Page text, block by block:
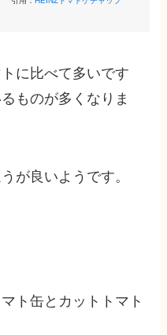
に比べて多いです
ものが多くなりま
が良いようです。
ト缶とカットトマト